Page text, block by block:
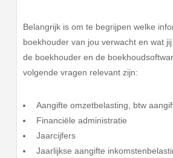
Belangrijk is om te begrijpen welke
boekhouder van jou verwacht en wat
de boekhouder en de
volgende vragen relevant zijn:
Aangifte omzetbelasting, btw
Financiële administratie
Jaarcijfers
Jaarlijkse aangifte